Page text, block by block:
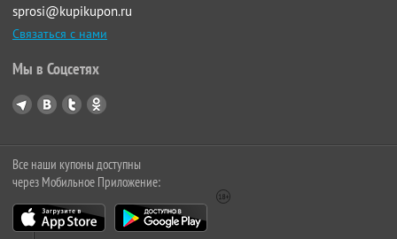
sprosi@kupikupon.ru
Связаться с нами
Мы в Соцсетях
Все наши купоны доступны
через Мобильное Приложение: